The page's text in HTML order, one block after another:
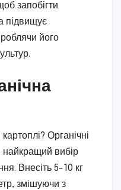
запобігти
підвищує
роблячи його
Органічні
найкращий вибір
Внесіть 5-10 кг
змішуючи з